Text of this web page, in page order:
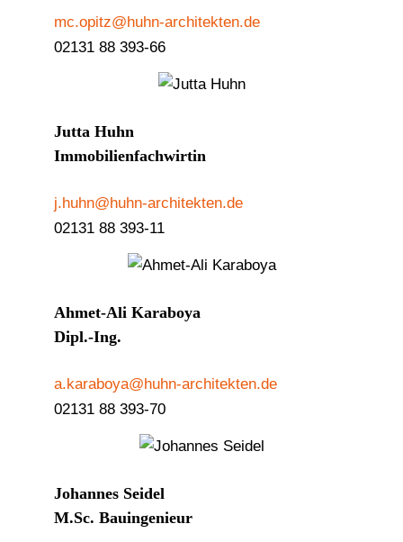
mc.opitz@huhn-architekten.de
02131 88 393-66
Jutta Huhn
Immobilienfachwirtin
j.huhn@huhn-architekten.de
02131 88 393-11
Ahmet-Ali Karaboya
Dipl.-Ing.
a.karaboya@huhn-architekten.de
02131 88 393-70
Johannes Seidel
M.Sc. Bauingenieur